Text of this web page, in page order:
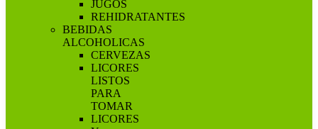
JUGOS
REHIDRATANTES
BEBIDAS
ALCOHOLICAS
CERVEZAS
LICORES
LISTOS
PARA
TOMAR
LICORES